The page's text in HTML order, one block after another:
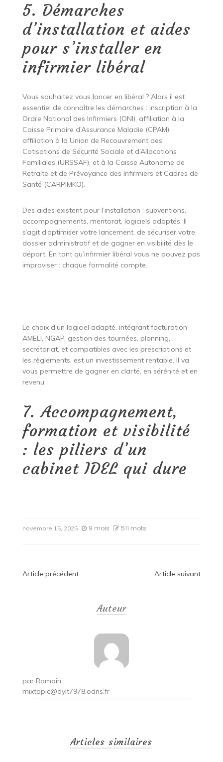
5. Démarches
d’installation et aides
pour s’installer en
infirmier libéral
Vous souhaitez vous lancer en libéral ? Alors il est
essentiel de connaître les démarches : inscription à la
Ordre National des Infirmiers (ONI), affiliation à la
Caisse Primaire d’Assurance Maladie (CPAM),
affiliation à la Union de Recouvrement des
Cotisations de Sécurité Sociale et d’Allocations
Familiales (URSSAF), et à la Caisse Autonome de
Retraite et de Prévoyance des Infirmiers et Cadres de
Santé (CARPIMKO).
Des aides existent pour l’installation : subventions,
accompagnements, mentorat, logiciels adaptés. Il
s’agit d’optimiser votre lancement, de sécuriser votre
dossier administratif et de gagner en visibilité dès le
départ. En tant qu’infirmier libéral vous ne pouvez pas
improviser : chaque formalité compte.
Le choix d’un logiciel adapté, intégrant facturation
AMELI, NGAP, gestion des tournées, planning,
secrétariat, et compatibles avec les prescriptions et
les règlements, est un investissement rentable. Il va
vous permettre de gagner en clarté, en sérénité et en
revenu.
7. Accompagnement,
formation et visibilité
: les piliers d’un
cabinet IDEL qui dure
novembre 15, 2025 9 mois 511 mots
Navigation
Article précédent Article suivant
Auteur
par Romain
mixtopic@dylt7978.odns.fr
Articles similaires